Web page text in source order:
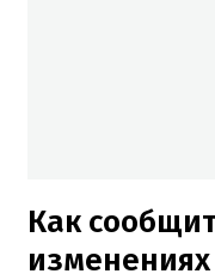
Как
изменениях